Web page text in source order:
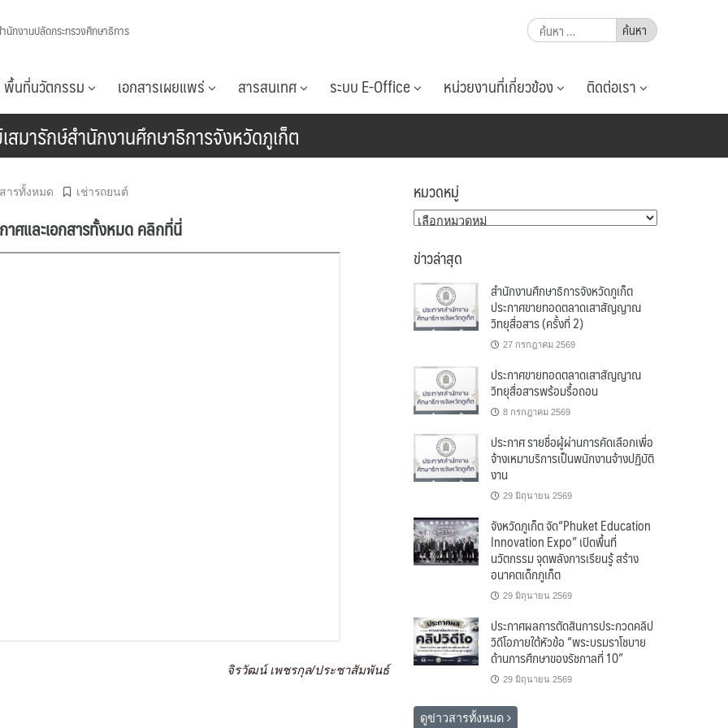
นักงานปลัดกระทรวงศึกษาธิการ
ค้นหา
สำหรับ:
พื้นที่นวัตกรรม เอกสารเผยแพร่ สารสนเทศ ระบบ E-Office หน่วยงานที่เกี่ยวข้อง ติดต่อเรา
มารักษ์สำนักงานศึกษาธิการจังหวัดภูเก็ต
ารทั้งหมด เช่ารถยนต์
าศและเอกสารทั้งหมด คลิกที่นี่
จิรวัฒน์ เพชรกุล/ประชาสัมพันธ์
หมวดหมู่
หมวด
ข่าวล่าสุด
สำนักงานศึกษาธิการจังหวัดภูเก็ต
ประกาศขายทอดตลาดเสาสัญญาณ
วิทยุสื่อสาร (ครั้งที่ 2)
27 กรกฎาคม 2569
ประกาศขายทอดตลาดเสาสัญญาณ
วิทยุสื่อสารพร้อมรื้อถอน
8 กรกฎาคม 2569
ประกาศ รายชื่อผู้ผ่านการคัดเลือกเพื่อ
จ้างเหมาบริการเป็นพนักงานจ้างปฏิบัติ
งาน
29 มิถุนายน 2569
จังหวัดภูเก็ต จัด“Phuket Education
Innovation Expo” เปิดพื้นที่
นวัตกรรม จุดพลังการเรียนรู้ สร้าง
อนาคตเด็กภูเก็ต
29 มิถุนายน 2569
ประกาศผลการตัดสินการประกวดคลิป
วิดีโอภายใต้หัวข้อ “พระบรมราโชบาย
ด้านการศึกษาของรัชกาลที่ 10”
29 มิถุนายน 2569
ดูข่าวสารทั้งหมด